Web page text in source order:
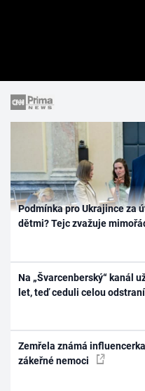
Podmínka pro Ukrajince za
dětmi? Tejc zvažuje
Na „Švarcenberský“ kanál
let, teď ceduli celou odstraní
Zemřela známá
zákeřné nemoci